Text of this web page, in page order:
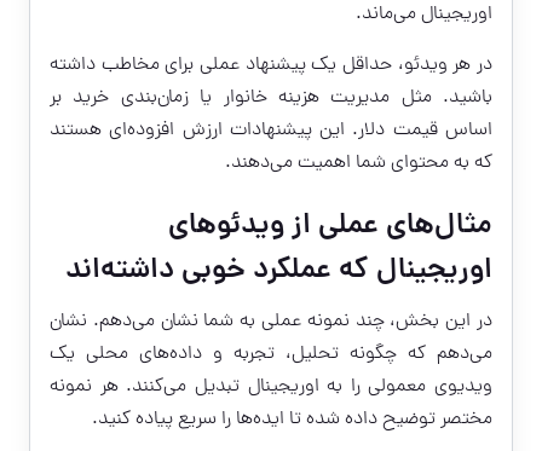
اوریجینال می‌ماند.
در هر ویدئو، حداقل یک پیشنهاد عملی برای مخاطب داشته
باشید. مثل مدیریت هزینه خانوار یا زمان‌بندی خرید بر
اساس قیمت دلار. این پیشنهادات ارزش افزوده‌ای هستند
که به محتوای شما اهمیت می‌دهند.
مثال‌های عملی از ویدئوهای
اوریجینال که عملکرد خوبی داشته‌اند
در این بخش، چند نمونه عملی به شما نشان می‌دهم. نشان
می‌دهم که چگونه تحلیل، تجربه و داده‌های محلی یک
ویدیوی معمولی را به اوریجینال تبدیل می‌کنند. هر نمونه
مختصر توضیح داده شده تا ایده‌ها را سریع پیاده کنید.